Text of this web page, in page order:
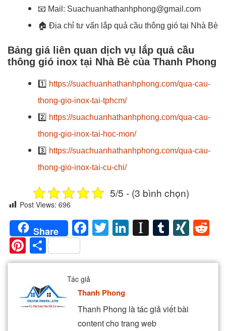
📧 Mail: Suachuanhathanhphong@gmail.com
🏠 Địa chỉ tư vấn lắp quả cầu thông gió tại Nhà Bè
Bảng giá liên quan dịch vụ lắp quả cầu
thông gió inox tại Nhà Bè của Thanh Phong
1️⃣ https://suachuanhathanhphong.com/qua-cau-
thong-gio-inox-tai-tphcm/
2️⃣ https://suachuanhathanhphong.com/qua-cau-
thong-gio-inox-tai-hoc-mon/
3️⃣ https://suachuanhathanhphong.com/qua-cau-
thong-gio-inox-tai-cu-chi/
5/5 - (3 bình chọn)
Post Views: 696
Share Facebook
Twitter
LinkedIn
Instapaper
Tumblr
Pinterest
Share
Tác giả
Thanh Phong
Thanh Phong là tác giả viết bài
content cho trang web